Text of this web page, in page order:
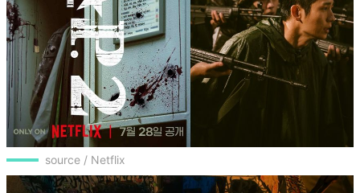
source / Netflix